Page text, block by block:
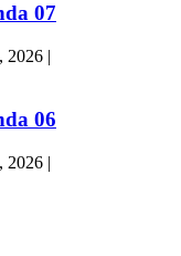
07
2026|
06
2026|